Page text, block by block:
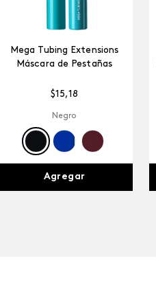
Mega Tubing Extensions
Máscara de Pestañas
$15,18
Negro
Agregar